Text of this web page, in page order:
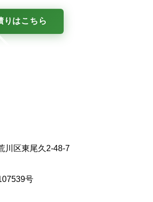
りはこちら
川区東尾久2-48-7
号